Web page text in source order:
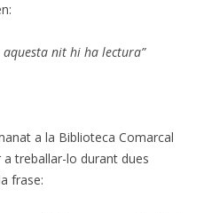
aquesta nit hi ha lectura”
a la Biblioteca Comarcal
a treballar-lo durant dues
frase: